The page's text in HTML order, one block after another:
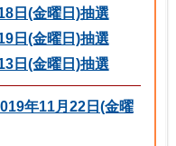
日(金曜日)抽選
日(金曜日)抽選
日(金曜日)抽選
年11月22日(金曜